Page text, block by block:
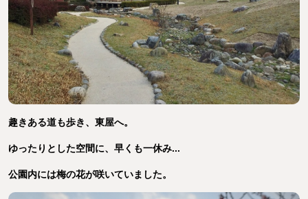
趣きある道も歩き、東屋へ。
ゆったりとした空間に、早くも一休み...
公園内には梅の花が咲いていました。